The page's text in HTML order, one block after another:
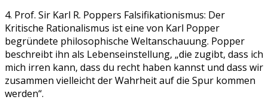
4. Prof. Sir Karl R. Poppers Falsifikationismus: Der
Kritische Rationalismus ist eine von Karl Popper
begründete philosophische Weltanschauung. Popper
beschreibt ihn als Lebenseinstellung, „die zugibt, dass ich
mich irren kann, dass du recht haben kannst und dass wir
zusammen vielleicht der Wahrheit auf die Spur kommen
werden“.